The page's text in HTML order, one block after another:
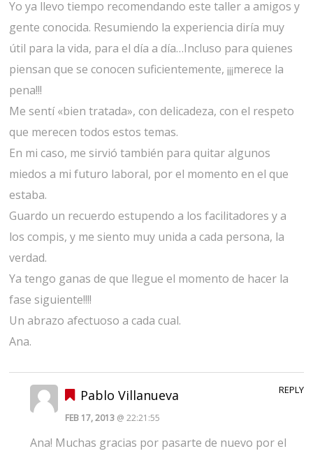
Yo ya llevo tiempo recomendando este taller a amigos y
gente conocida. Resumiendo la experiencia diría muy
útil para la vida, para el día a día…Incluso para quienes
piensan que se conocen suficientemente, ¡¡¡merece la
pena!!!
Me sentí «bien tratada», con delicadeza, con el respeto
que merecen todos estos temas.
En mi caso, me sirvió también para quitar algunos
miedos a mi futuro laboral, por el momento en el que
estaba.
Guardo un recuerdo estupendo a los facilitadores y a
los compis, y me siento muy unida a cada persona, la
verdad.
Ya tengo ganas de que llegue el momento de hacer la
fase siguiente!!!!
Un abrazo afectuoso a cada cual.
Ana.
Pablo Villanueva
FEB 17, 2013 @ 22:21:55
Ana! Muchas gracias por pasarte de nuevo por el
REPLY